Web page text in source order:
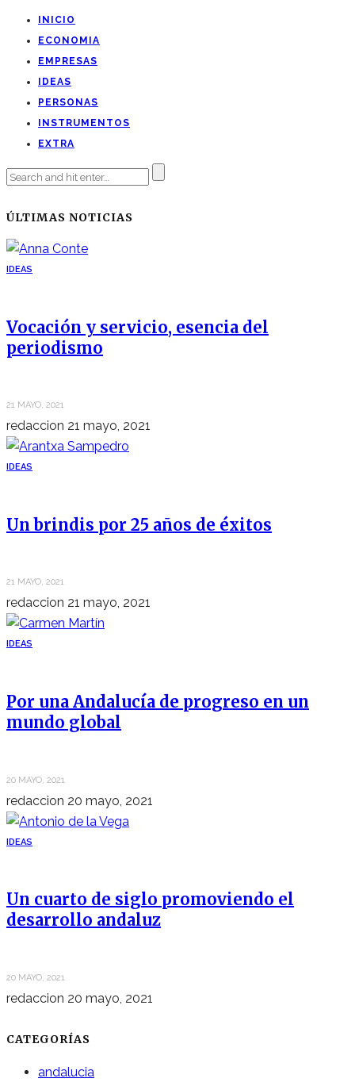
INICIO
ECONOMIA
EMPRESAS
IDEAS
PERSONAS
INSTRUMENTOS
EXTRA
ÚLTIMAS NOTICIAS
IDEAS
Vocación y servicio, esencia del
periodismo
21 MAYO, 2021
redaccion 21 mayo, 2021
IDEAS
Un brindis por 25 años de éxitos
21 MAYO, 2021
redaccion 21 mayo, 2021
IDEAS
Por una Andalucía de progreso en un
mundo global
20 MAYO, 2021
redaccion 20 mayo, 2021
IDEAS
Un cuarto de siglo promoviendo el
desarrollo andaluz
20 MAYO, 2021
redaccion 20 mayo, 2021
CATEGORÍAS
andalucia